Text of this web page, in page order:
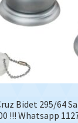
Bidet 295/64
!!! Whatsapp